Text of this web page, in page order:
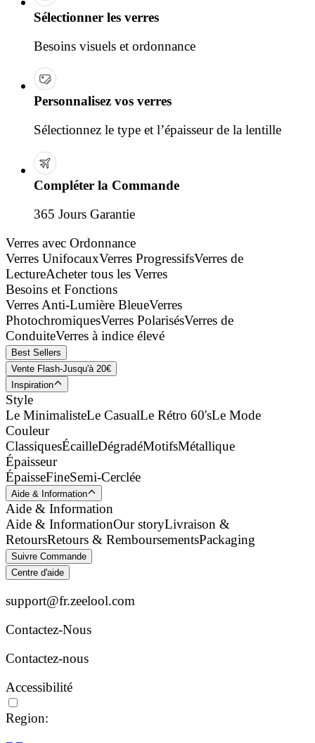
Sélectionner les verres
Besoins visuels et ordonnance
Personnalisez vos verres
Sélectionnez le type et l’épaisseur de la lentille
Compléter la Commande
365 Jours Garantie
Verres avec Ordonnance
Verres UnifocauxVerres ProgressifsVerres de
LectureAcheter tous les Verres
Besoins et Fonctions
Verres Anti-Lumière BleueVerres
PhotochromiquesVerres PolarisésVerres de
ConduiteVerres à indice élevé
Best Sellers
Vente Flash-Jusqu'à 20€
Inspiration
Style
Le MinimalisteLe CasualLe Rétro 60'sLe Mode
Couleur
ClassiquesÉcailleDégradéMotifsMétallique
Épaisseur
ÉpaisseFineSemi-Cerclée
Aide & Information
Aide & Information
Aide & InformationOur storyLivraison &
RetoursRetours & RemboursementsPackaging
Suivre Commande
Centre d'aide
support@fr.zeelool.com
Contactez-Nous​
Contactez-nous
Accessibilité
Region: